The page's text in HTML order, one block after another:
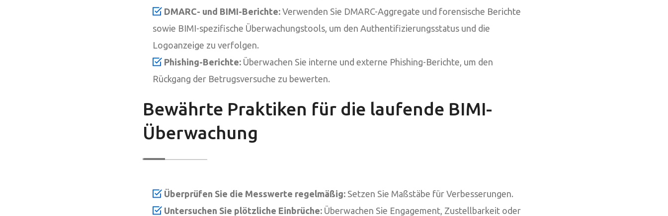
DMARC- und BIMI-Berichte: Verwenden Sie DMARC-Aggregate und forensische Berichte
sowie BIMI-spezifische Überwachungstools, um den Authentifizierungsstatus und die
Logoanzeige zu verfolgen.
Phishing-Berichte: Überwachen Sie interne und externe Phishing-Berichte, um den
Rückgang der Betrugsversuche zu bewerten.
Bewährte Praktiken für die laufende BIMI-
Überwachung
Überprüfen Sie die Messwerte regelmäßig: Setzen Sie Maßstäbe für Verbesserungen.
Untersuchen Sie plötzliche Einbrüche: Überwachen Sie Engagement, Zustellbarkeit oder